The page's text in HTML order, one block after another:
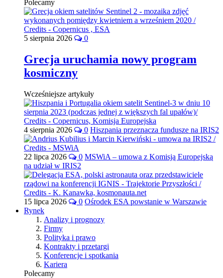
Polecamy
5 sierpnia 2026 0
Grecja uruchamia nowy program
kosmiczny
Wcześniejsze artykuły
4 sierpnia 2026 0 Hiszpania przeznacza fundusze na IRIS2
22 lipca 2026 0 MSWiA – umowa z Komisją Europejską
na udział w IRIS2
15 lipca 2026 0 Ośrodek ESA powstanie w Warszawie
Rynek
Analizy i prognozy
Firmy
Polityka i prawo
Kontrakty i przetargi
Konferencje i spotkania
Kariera
Polecamy